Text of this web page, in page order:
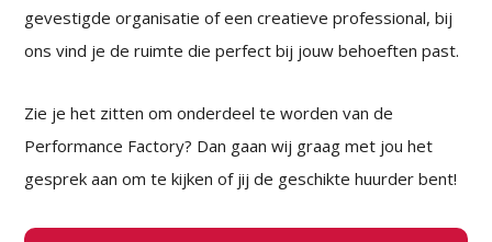
gevestigde organisatie of een creatieve professional, bij
ons vind je de ruimte die perfect bij jouw behoeften past.
Zie je het zitten om onderdeel te worden van de
Performance Factory? Dan gaan wij graag met jou het
gesprek aan om te kijken of jij de geschikte huurder bent!